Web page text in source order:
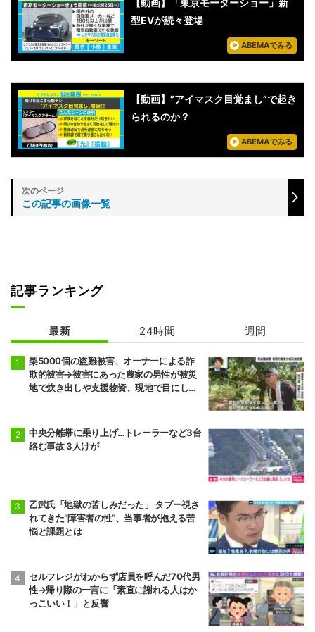
【動画】「東京モーターショー」新
型EVが続々登場
ABEMAでみる
【動画】”アイマスク目覚まし”で起き
られるのか？
ABEMAでみる
この記事の画像一覧
記事ランキング
最新 24時間 週間
梨5000個の盗難被害、オーナーによる詐
欺的被害→被害にあった農家の男性が被災
地で炊き出しや支援物資、現地で目にし
中央分離帯に乗り上げ…トレーラーなど3台
絡む事故 3人けが
乙武氏「地獄の苦しみだった」 タブー視さ
れてきた“障害者の性”、当事者が抱える苦
悩と課題とは
セルフレジがわからず店員を呼んだ70代男
性→帰り際の一言に「素直に謝れる人はか
っこいい！」と反響